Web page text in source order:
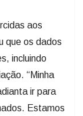
aos
que os dados
incluindo
“Minha
ir para
Estamos